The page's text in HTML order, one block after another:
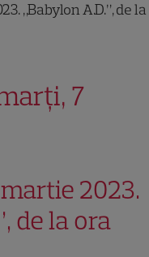
„Babylon A.D.”, de la
7
2023.
de la ora